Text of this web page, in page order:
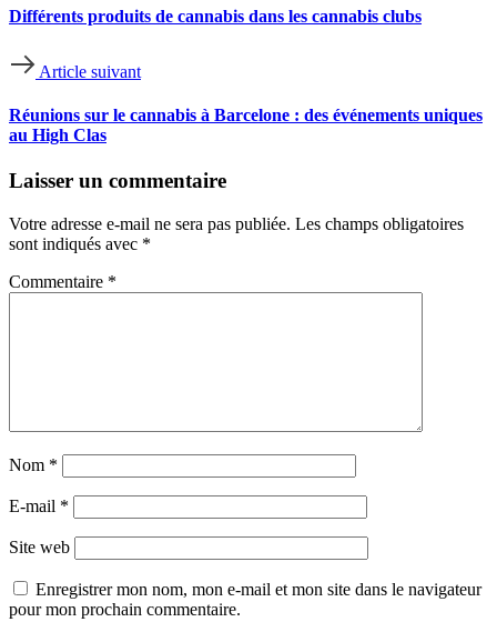
Différents produits de cannabis dans les cannabis clubs
Article suivant
Réunions sur le cannabis à Barcelone : des événements uniques
au High Clas
Laisser un commentaire
Votre adresse e-mail ne sera pas publiée. Les champs obligatoires
sont indiqués avec *
Commentaire *
Nom *
E-mail *
Site web
Enregistrer mon nom, mon e-mail et mon site dans le navigateur
pour mon prochain commentaire.